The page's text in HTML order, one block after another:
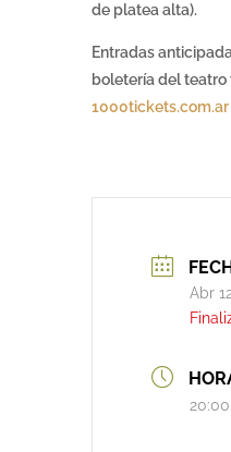
de platea alta).
Entradas
boletería del teatro
1000tickets.com.ar
Abr
20:00